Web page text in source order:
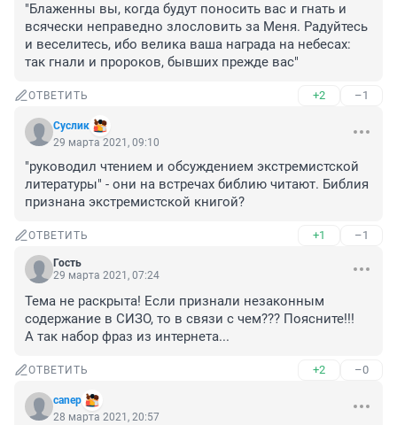
"Блаженны вы, когда будут поносить вас и гнать и
всячески неправедно злословить за Меня. Радуйтесь
и веселитесь, ибо велика ваша награда на небесах:
так гнали и пророков, бывших прежде вас"
ОТВЕТИТЬ +2 –1
Суслик
29 марта 2021, 09:10
"руководил чтением и обсуждением экстремистской
литературы" - они на встречах библию читают. Библия
признана экстремистской книгой?
ОТВЕТИТЬ +1 –1
Гость
29 марта 2021, 07:24
Тема не раскрыта! Если признали незаконным
содержание в СИЗО, то в связи с чем??? Поясните!!!
А так набор фраз из интернета...
ОТВЕТИТЬ +2 –0
canep
28 марта 2021, 20:57